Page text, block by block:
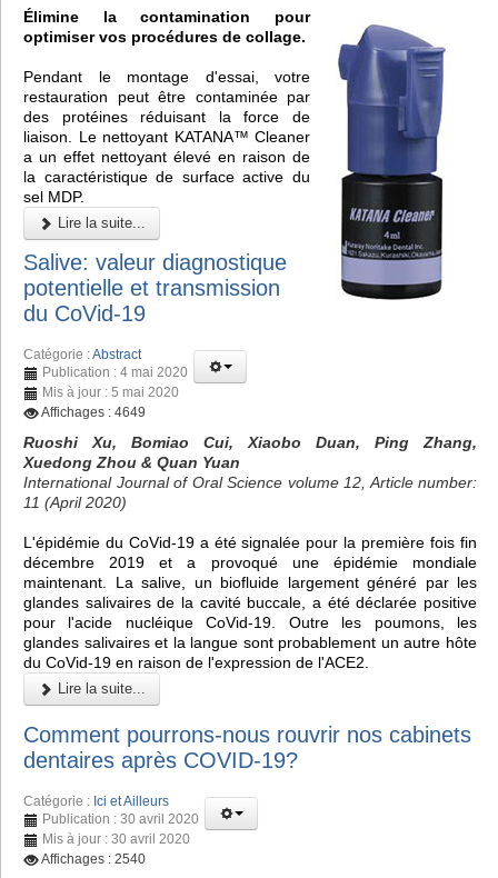
Élimine la contamination pour
optimiser vos procédures de collage.
Pendant le montage d'essai, votre
restauration peut être contaminée par
des protéines réduisant la force de
liaison. Le nettoyant KATANA™ Cleaner
a un effet nettoyant élevé en raison de
la caractéristique de surface active du
sel MDP.
Lire la suite...
Salive: valeur diagnostique
potentielle et transmission
du CoVid-19
Catégorie :Abstract
Publication : 4 mai 2020
Mis à jour : 5 mai 2020
Affichages : 4649
Ruoshi Xu, Bomiao Cui, Xiaobo Duan, Ping Zhang,
Xuedong Zhou & Quan Yuan
International Journal of Oral Science volume 12, Article number:
11 (April 2020)
L'épidémie du CoVid-19 a été signalée pour la première fois fin
décembre 2019 et a provoqué une épidémie mondiale
maintenant. La salive, un biofluide largement généré par les
glandes salivaires de la cavité buccale, a été déclarée positive
pour l'acide nucléique CoVid-19. Outre les poumons, les
glandes salivaires et la langue sont probablement un autre hôte
du CoVid-19 en raison de l'expression de l'ACE2.
Lire la suite...
Comment pourrons-nous rouvrir nos cabinets
dentaires après COVID-19?
Catégorie : Ici et Ailleurs
Publication : 30 avril 2020
Mis à jour : 30 avril 2020
Affichages : 2540